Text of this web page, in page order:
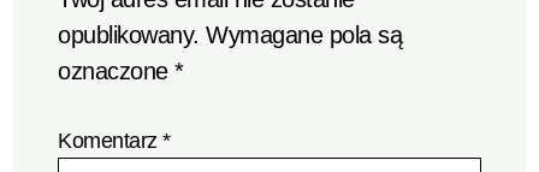
opublikowany. Wymagane pola są
oznaczone*
Komentarz*